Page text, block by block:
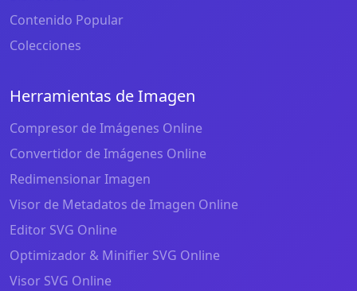
Contenido Popular
Colecciones
Herramientas de Imagen
Compresor de Imágenes Online
Convertidor de Imágenes Online
Redimensionar Imagen
Visor de Metadatos de Imagen Online
Editor SVG Online
Optimizador & Minifier SVG Online
Visor SVG Online